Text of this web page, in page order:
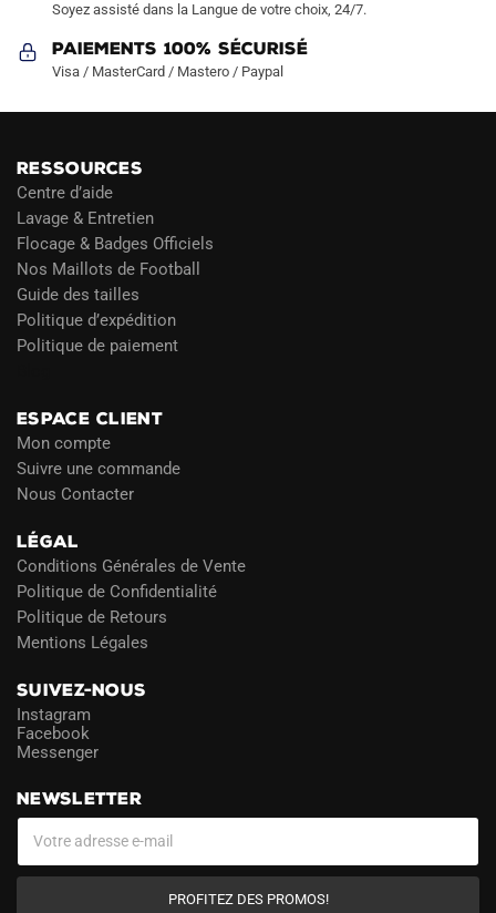
Soyez assisté dans la Langue de votre choix, 24/7.
Paiements 100% Sécurisé
Visa / MasterCard / Mastero / Paypal
RESSOURCES
Centre d’aide
Lavage & Entretien
Flocage & Badges Officiels
Nos Maillots de Football
Guide des tailles
Politique d’expédition
Politique de paiement
ESPACE CLIENT
Mon compte
Suivre une commande
Nous Contacter
LÉGAL
Conditions Générales de Vente
Politique de Confidentialité
Politique de Retours
Mentions Légales
SUIVEZ-NOUS
Instagram
Facebook
Messenger
NEWSLETTER
PROFITEZ DES PROMOS!